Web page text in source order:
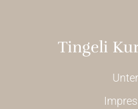
Tingeli